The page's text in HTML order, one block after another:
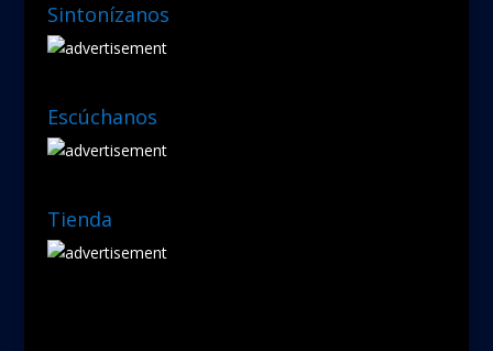
Sintonízanos
Escúchanos
Tienda